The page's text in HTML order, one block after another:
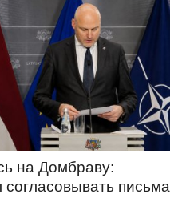
на Домбраву:
письма